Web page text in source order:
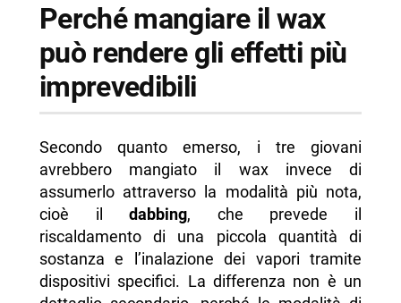
Perché mangiare il wax
può rendere gli effetti più
imprevedibili
Secondo quanto emerso, i tre giovani
avrebbero mangiato il wax invece di
assumerlo attraverso la modalità più nota,
cioè ildabbing, che prevede il
riscaldamento di una piccola quantità di
sostanza e l’inalazione dei vapori tramite
dispositivi specifici. La differenza non è un